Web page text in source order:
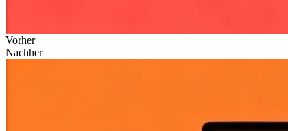
Vorher
Nachher